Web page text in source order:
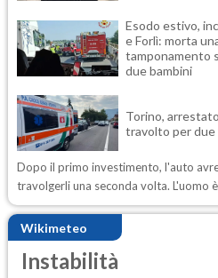
Esodo estivo,
e Forlì: morta
tamponamento
due bambini
Torino,
travolto per
Dopo il primo investimento, l'auto
travolgerli una seconda volta. L'uomo
Wikimeteo
Instabilità